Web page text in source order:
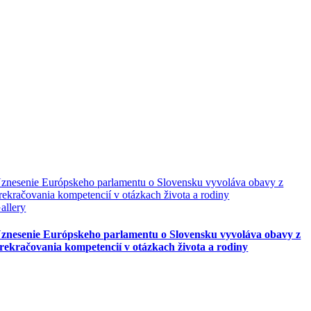
Európskeho parlamentu o Slovensku vyvoláva obavy z
kompetencií v otázkach života a rodiny
Európskeho parlamentu o Slovensku vyvoláva obavy z
kompetencií v otázkach života a rodiny